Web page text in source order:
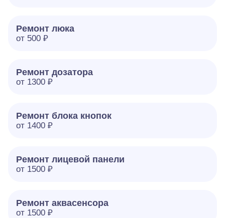
Ремонт люка
от 500 ₽
Ремонт дозатора
от 1300 ₽
Ремонт блока кнопок
от 1400 ₽
Ремонт лицевой панели
от 1500 ₽
Ремонт аквасенсора
от 1500 ₽